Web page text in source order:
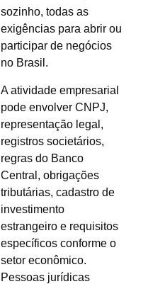
sozinho, todas as
exigências para abrir ou
participar de negócios
no Brasil.
A atividade empresarial
pode envolver CNPJ,
representação legal,
registros societários,
regras do Banco
Central, obrigações
tributárias, cadastro de
investimento
estrangeiro e requisitos
específicos conforme o
setor econômico.
Pessoas jurídicas